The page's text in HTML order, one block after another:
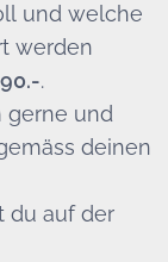
und welche
werden
.
gerne und
deinen
du auf der